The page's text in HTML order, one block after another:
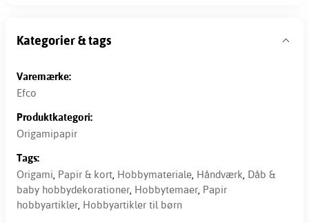
Kategorier & tags
Varemærke:
Efco
Produktkategori:
Origamipapir
Tags:
Origami Papir & kort Hobbymateriale Håndværk Dåb &
baby hobbydekorationer Hobbytemaer Papir
hobbyartikler Hobbyartikler til børn